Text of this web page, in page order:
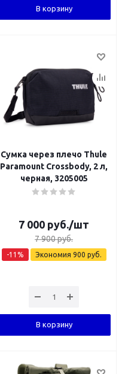
В корзину
Сумка через плечо Thule
Paramount Crossbody, 2 л,
черная, 3205005
7 000 руб./шт
7 900руб.
-11 % Экономия 900 руб.
В корзину